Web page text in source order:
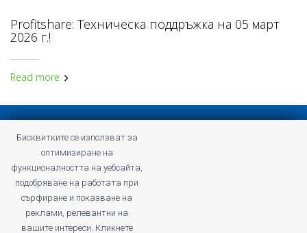
Profitshare: Техническа поддръжка на 05 март
2026 г.!
Read more
Terms and Conditions of Profitshare
Frequently asked questions
Privacy policy
Бисквитките се използват за
оптимизиране на
функционалността на уебсайта,
подобряване на работата при
сърфиране и показване на
реклами, релевантни на
вашите интереси. Кликнете